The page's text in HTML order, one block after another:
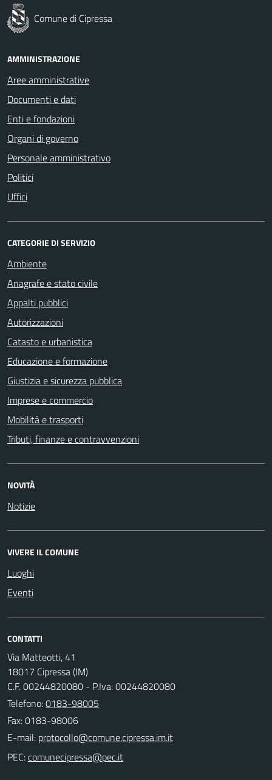
Comune di Cipressa
AMMINISTRAZIONE
Aree amministrative
Documenti e dati
Enti e fondazioni
Organi di governo
Personale amministrativo
Politici
Uffici
CATEGORIE DI SERVIZIO
Ambiente
Anagrafe e stato civile
Appalti pubblici
Autorizzazioni
Catasto e urbanistica
Educazione e formazione
Giustizia e sicurezza pubblica
Imprese e commercio
Mobilità e trasporti
Tributi, finanze e contravvenzioni
NOVITÀ
Notizie
VIVERE IL COMUNE
Luoghi
Eventi
CONTATTI
Via Matteotti, 41
18017 Cipressa (IM)
C.F. 00244820080 - P.Iva: 00244820080
Telefono:0183-98005
Fax: 0183-98006
E-mail:
PEC: